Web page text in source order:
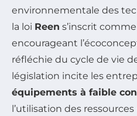
environnementale des
la loi Reen s’inscrit
encourageant
réfléchie du cycle de vie
législation incite les
équipements à faible
l’utilisation des